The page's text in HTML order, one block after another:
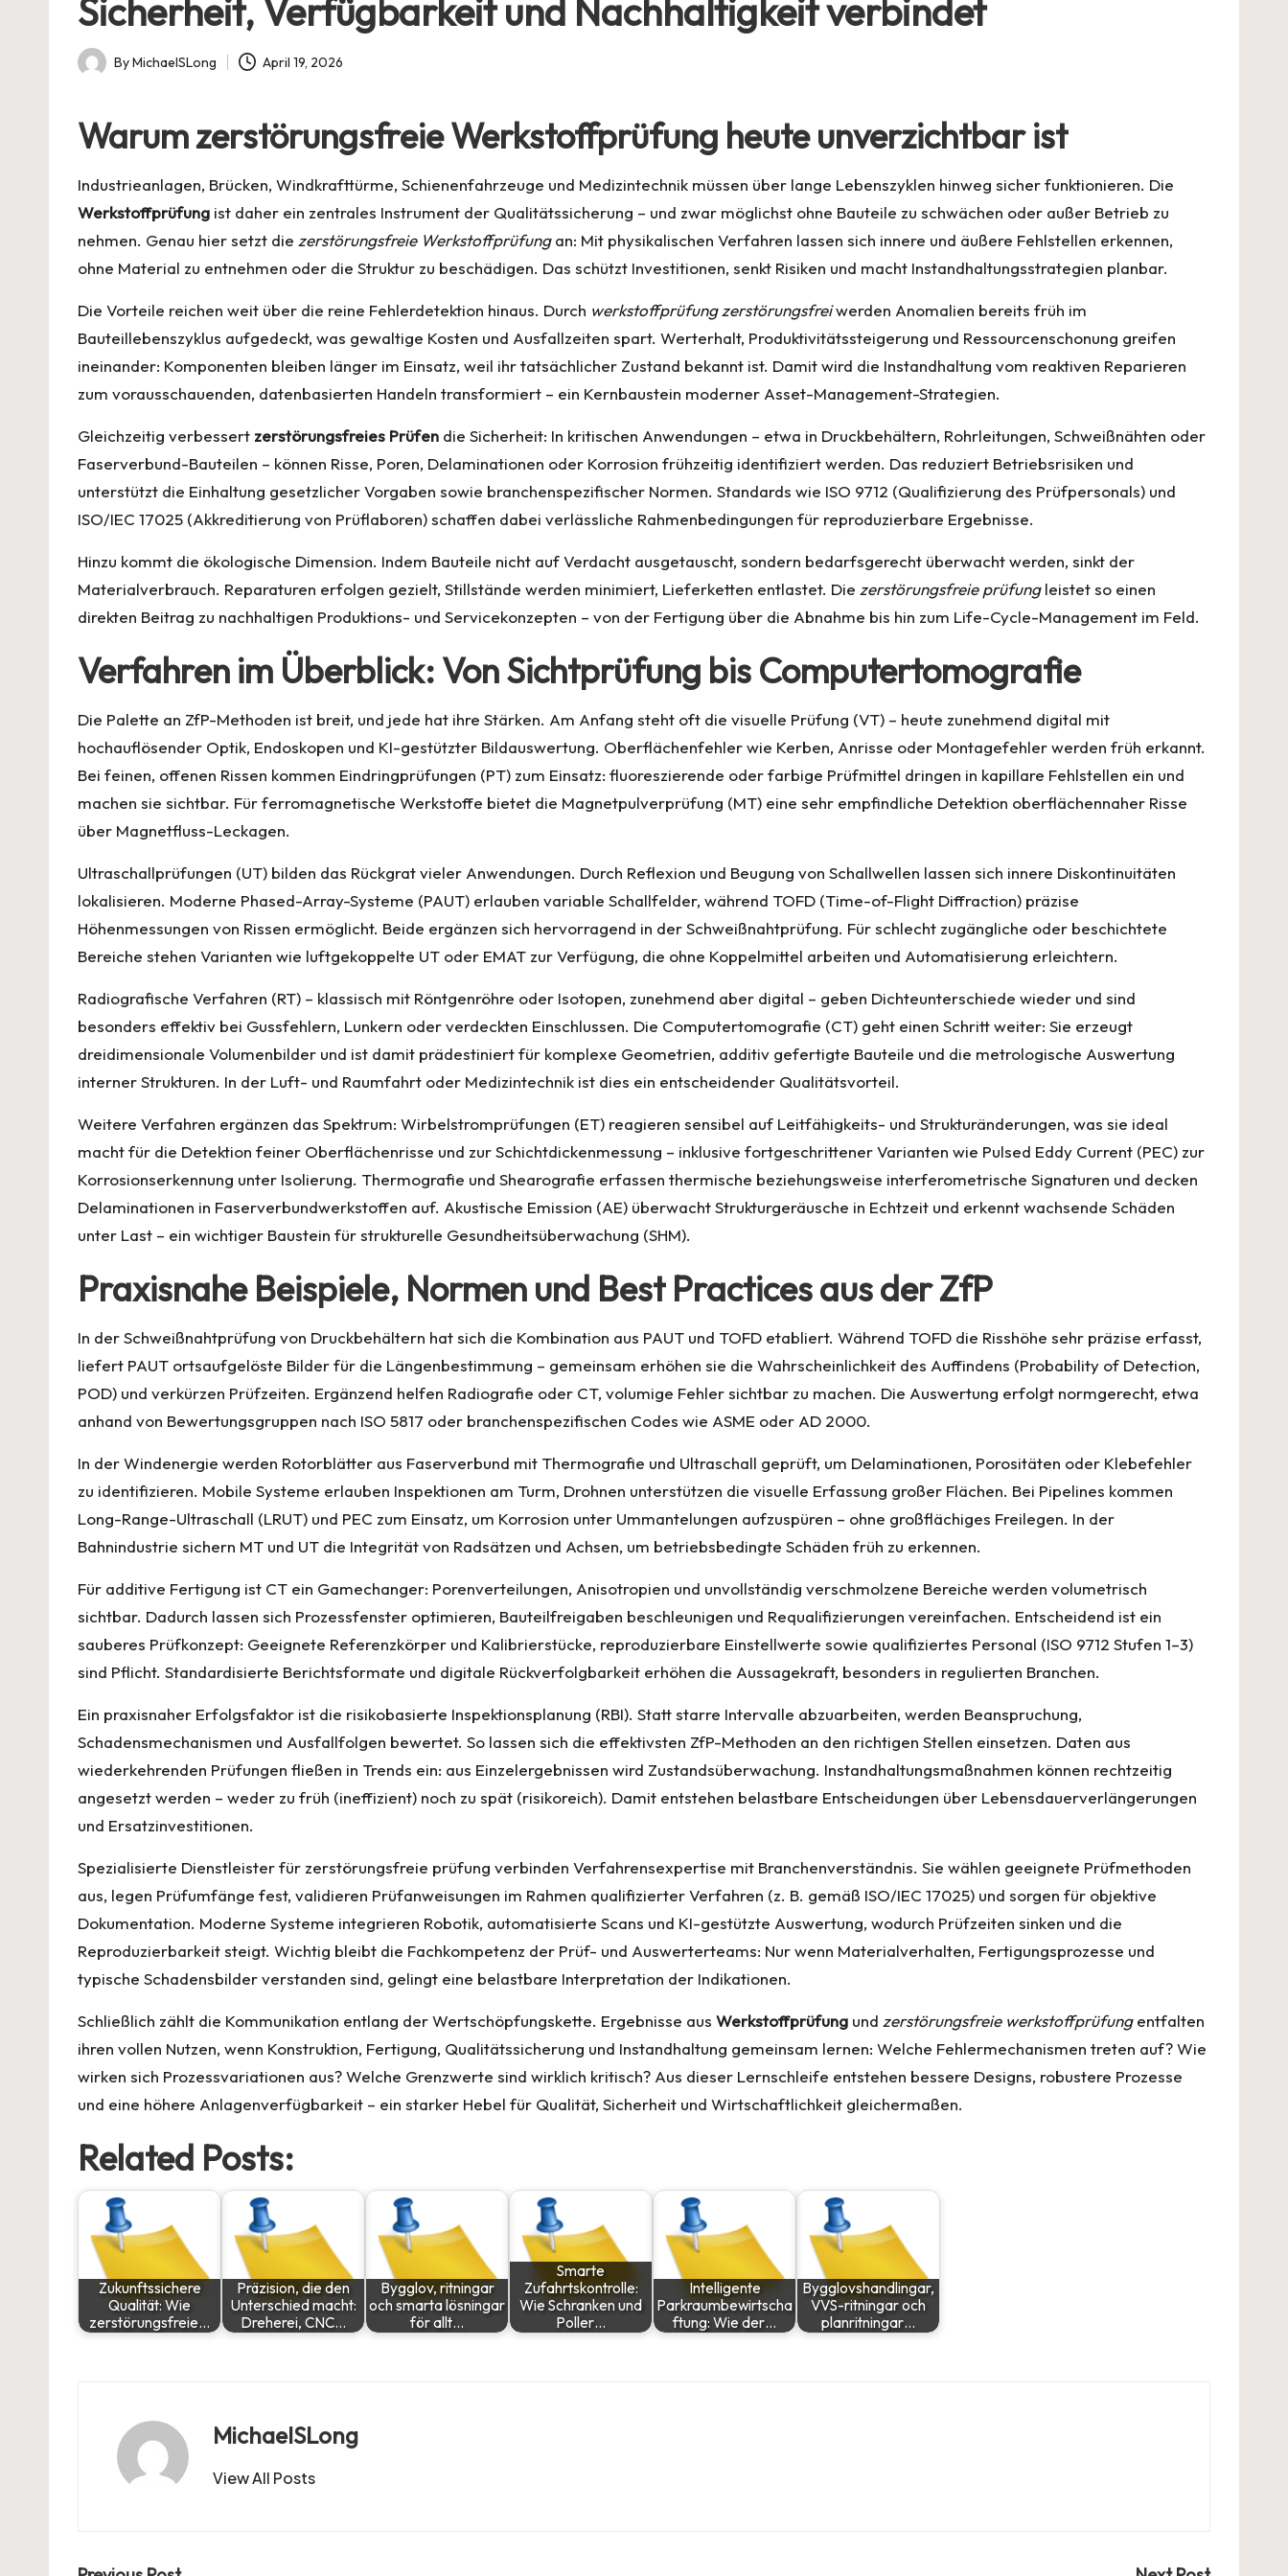
Sicherheit, Verfügbarkeit und Nachhaltigkeit verbindet
Posted
ByMichaelSLong April 19, 2026
Warum zerstörungsfreie Werkstoffprüfung heute unverzichtbar ist
Industrieanlagen, Brücken, Windkrafttürme, Schienenfahrzeuge und Medizintechnik müssen über lange Lebenszyklen hinweg sicher funktionieren. Die
Werkstoffprüfung ist daher ein zentrales Instrument der Qualitätssicherung – und zwar möglichst ohne Bauteile zu schwächen oder außer Betrieb zu
nehmen. Genau hier setzt die zerstörungsfreie Werkstoffprüfungan: Mit physikalischen Verfahren lassen sich innere und äußere Fehlstellen erkennen,
ohne Material zu entnehmen oder die Struktur zu beschädigen. Das schützt Investitionen, senkt Risiken und macht Instandhaltungsstrategien planbar.
Die Vorteile reichen weit über die reine Fehlerdetektion hinaus. Durch werkstoffprüfung zerstörungsfreiwerden Anomalien bereits früh im
Bauteillebenszyklus aufgedeckt, was gewaltige Kosten und Ausfallzeiten spart. Werterhalt, Produktivitätssteigerung und Ressourcenschonung greifen
ineinander: Komponenten bleiben länger im Einsatz, weil ihr tatsächlicher Zustand bekannt ist. Damit wird die Instandhaltung vom reaktiven Reparieren
zum vorausschauenden, datenbasierten Handeln transformiert – ein Kernbaustein moderner Asset-Management-Strategien.
Gleichzeitig verbessert zerstörungsfreies Prüfen die Sicherheit: In kritischen Anwendungen – etwa in Druckbehältern, Rohrleitungen, Schweißnähten oder
Faserverbund-Bauteilen – können Risse, Poren, Delaminationen oder Korrosion frühzeitig identifiziert werden. Das reduziert Betriebsrisiken und
unterstützt die Einhaltung gesetzlicher Vorgaben sowie branchenspezifischer Normen. Standards wie ISO 9712 (Qualifizierung des Prüfpersonals) und
ISO/IEC 17025 (Akkreditierung von Prüflaboren) schaffen dabei verlässliche Rahmenbedingungen für reproduzierbare Ergebnisse.
Hinzu kommt die ökologische Dimension. Indem Bauteile nicht auf Verdacht ausgetauscht, sondern bedarfsgerecht überwacht werden, sinkt der
Materialverbrauch. Reparaturen erfolgen gezielt, Stillstände werden minimiert, Lieferketten entlastet. Die zerstörungsfreie prüfungleistet so einen
direkten Beitrag zu nachhaltigen Produktions- und Servicekonzepten – von der Fertigung über die Abnahme bis hin zum Life-Cycle-Management im Feld.
Verfahren im Überblick: Von Sichtprüfung bis Computertomografie
Die Palette an ZfP-Methoden ist breit, und jede hat ihre Stärken. Am Anfang steht oft die visuelle Prüfung (VT) – heute zunehmend digital mit
hochauflösender Optik, Endoskopen und KI-gestützter Bildauswertung. Oberflächenfehler wie Kerben, Anrisse oder Montagefehler werden früh erkannt.
Bei feinen, offenen Rissen kommen Eindringprüfungen (PT) zum Einsatz: fluoreszierende oder farbige Prüfmittel dringen in kapillare Fehlstellen ein und
machen sie sichtbar. Für ferromagnetische Werkstoffe bietet die Magnetpulverprüfung (MT) eine sehr empfindliche Detektion oberflächennaher Risse
über Magnetfluss-Leckagen.
Ultraschallprüfungen (UT) bilden das Rückgrat vieler Anwendungen. Durch Reflexion und Beugung von Schallwellen lassen sich innere Diskontinuitäten
lokalisieren. Moderne Phased-Array-Systeme (PAUT) erlauben variable Schallfelder, während TOFD (Time-of-Flight Diffraction) präzise
Höhenmessungen von Rissen ermöglicht. Beide ergänzen sich hervorragend in der Schweißnahtprüfung. Für schlecht zugängliche oder beschichtete
Bereiche stehen Varianten wie luftgekoppelte UT oder EMAT zur Verfügung, die ohne Koppelmittel arbeiten und Automatisierung erleichtern.
Radiografische Verfahren (RT) – klassisch mit Röntgenröhre oder Isotopen, zunehmend aber digital – geben Dichteunterschiede wieder und sind
besonders effektiv bei Gussfehlern, Lunkern oder verdeckten Einschlussen. Die Computertomografie (CT) geht einen Schritt weiter: Sie erzeugt
dreidimensionale Volumenbilder und ist damit prädestiniert für komplexe Geometrien, additiv gefertigte Bauteile und die metrologische Auswertung
interner Strukturen. In der Luft- und Raumfahrt oder Medizintechnik ist dies ein entscheidender Qualitätsvorteil.
Weitere Verfahren ergänzen das Spektrum: Wirbelstromprüfungen (ET) reagieren sensibel auf Leitfähigkeits- und Strukturänderungen, was sie ideal
macht für die Detektion feiner Oberflächenrisse und zur Schichtdickenmessung – inklusive fortgeschrittener Varianten wie Pulsed Eddy Current (PEC) zur
Korrosionserkennung unter Isolierung. Thermografie und Shearografie erfassen thermische beziehungsweise interferometrische Signaturen und decken
Delaminationen in Faserverbundwerkstoffen auf. Akustische Emission (AE) überwacht Strukturgeräusche in Echtzeit und erkennt wachsende Schäden
unter Last – ein wichtiger Baustein für strukturelle Gesundheitsüberwachung (SHM).
Praxisnahe Beispiele, Normen und Best Practices aus der ZfP
In der Schweißnahtprüfung von Druckbehältern hat sich die Kombination aus PAUT und TOFD etabliert. Während TOFD die Risshöhe sehr präzise erfasst,
liefert PAUT ortsaufgelöste Bilder für die Längenbestimmung – gemeinsam erhöhen sie die Wahrscheinlichkeit des Auffindens (Probability of Detection,
POD) und verkürzen Prüfzeiten. Ergänzend helfen Radiografie oder CT, volumige Fehler sichtbar zu machen. Die Auswertung erfolgt normgerecht, etwa
anhand von Bewertungsgruppen nach ISO 5817 oder branchenspezifischen Codes wie ASME oder AD 2000.
In der Windenergie werden Rotorblätter aus Faserverbund mit Thermografie und Ultraschall geprüft, um Delaminationen, Porositäten oder Klebefehler
zu identifizieren. Mobile Systeme erlauben Inspektionen am Turm, Drohnen unterstützen die visuelle Erfassung großer Flächen. Bei Pipelines kommen
Long-Range-Ultraschall (LRUT) und PEC zum Einsatz, um Korrosion unter Ummantelungen aufzuspüren – ohne großflächiges Freilegen. In der
Bahnindustrie sichern MT und UT die Integrität von Radsätzen und Achsen, um betriebsbedingte Schäden früh zu erkennen.
Für additive Fertigung ist CT ein Gamechanger: Porenverteilungen, Anisotropien und unvollständig verschmolzene Bereiche werden volumetrisch
sichtbar. Dadurch lassen sich Prozessfenster optimieren, Bauteilfreigaben beschleunigen und Requalifizierungen vereinfachen. Entscheidend ist ein
sauberes Prüfkonzept: Geeignete Referenzkörper und Kalibrierstücke, reproduzierbare Einstellwerte sowie qualifiziertes Personal (ISO 9712 Stufen 1–3)
sind Pflicht. Standardisierte Berichtsformate und digitale Rückverfolgbarkeit erhöhen die Aussagekraft, besonders in regulierten Branchen.
Ein praxisnaher Erfolgsfaktor ist die risikobasierte Inspektionsplanung (RBI). Statt starre Intervalle abzuarbeiten, werden Beanspruchung,
Schadensmechanismen und Ausfallfolgen bewertet. So lassen sich die effektivsten ZfP-Methoden an den richtigen Stellen einsetzen. Daten aus
wiederkehrenden Prüfungen fließen in Trends ein: aus Einzelergebnissen wird Zustandsüberwachung. Instandhaltungsmaßnahmen können rechtzeitig
angesetzt werden – weder zu früh (ineffizient) noch zu spät (risikoreich). Damit entstehen belastbare Entscheidungen über Lebensdauerverlängerungen
und Ersatzinvestitionen.
Spezialisierte Dienstleister für zerstörungsfreie prüfung verbinden Verfahrensexpertise mit Branchenverständnis. Sie wählen geeignete Prüfmethoden
aus, legen Prüfumfänge fest, validieren Prüfanweisungen im Rahmen qualifizierter Verfahren (z. B. gemäß ISO/IEC 17025) und sorgen für objektive
Dokumentation. Moderne Systeme integrieren Robotik, automatisierte Scans und KI-gestützte Auswertung, wodurch Prüfzeiten sinken und die
Reproduzierbarkeit steigt. Wichtig bleibt die Fachkompetenz der Prüf- und Auswerterteams: Nur wenn Materialverhalten, Fertigungsprozesse und
typische Schadensbilder verstanden sind, gelingt eine belastbare Interpretation der Indikationen.
Schließlich zählt die Kommunikation entlang der Wertschöpfungskette. Ergebnisse aus Werkstoffprüfung und zerstörungsfreie werkstoffprüfungentfalten
ihren vollen Nutzen, wenn Konstruktion, Fertigung, Qualitätssicherung und Instandhaltung gemeinsam lernen: Welche Fehlermechanismen treten auf? Wie
wirken sich Prozessvariationen aus? Welche Grenzwerte sind wirklich kritisch? Aus dieser Lernschleife entstehen bessere Designs, robustere Prozesse
und eine höhere Anlagenverfügbarkeit – ein starker Hebel für Qualität, Sicherheit und Wirtschaftlichkeit gleichermaßen.
Related Posts:
Zukunftssichere
Qualität: Wie
zerstörungsfreie…
Präzision, die den
Unterschied macht:
Dreherei, CNC…
Bygglov, ritningar
och smarta lösningar
för allt…
Smarte
Zufahrtskontrolle:
Wie Schranken und
Poller…
Intelligente
Parkraumbewirtscha
ftung: Wie der…
Bygglovshandlingar,
VVS-ritningar och
planritningar…
MichaelSLong
View All Posts